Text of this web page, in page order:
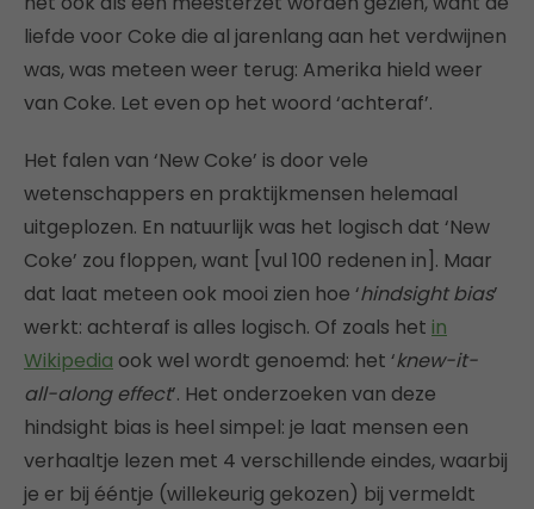
liefde voor Coke die al jarenlang aan het verdwijnen
was, was meteen weer terug: Amerika hield weer
van Coke. Let even op het woord ‘achteraf’.
Het falen van ‘New Coke’ is door vele
wetenschappers en praktijkmensen helemaal
uitgeplozen. En natuurlijk was het logisch dat ‘New
Coke’ zou floppen, want [vul 100 redenen in]. Maar
dat laat meteen ook mooi zien hoe ‘hindsight bias’
werkt: achteraf is alles logisch. Of zoals het in
Wikipedia ook wel wordt genoemd: het ‘knew-it-
all-along effect’. Het onderzoeken van deze
hindsight bias is heel simpel: je laat mensen een
verhaaltje lezen met 4 verschillende eindes, waarbij
je er bij ééntje (willekeurig gekozen) bij vermeldt